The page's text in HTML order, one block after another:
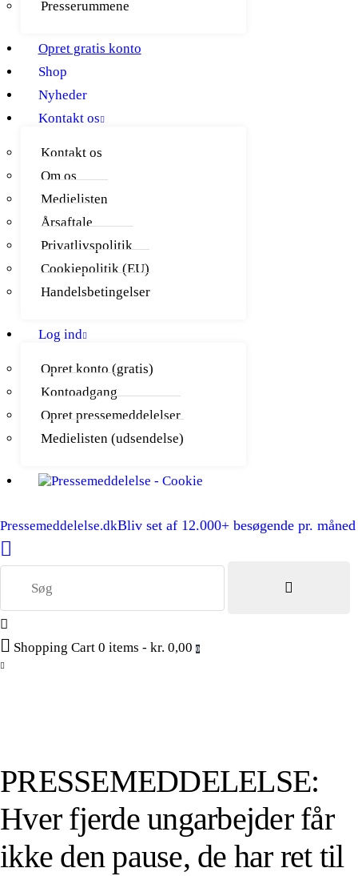
Presserummene
Opret gratis konto
Shop
Nyheder
Kontakt os
Kontakt os
Om os
Medielisten
Årsaftale
Privatlivspolitik
Cookiepolitik (EU)
Handelsbetingelser
Log ind
Opret konto (gratis)
Kontoadgang
Opret pressemeddelelser
Medielisten (udsendelse)
Pressemeddelelse.dkBliv set af 12.000+ besøgende pr. måned
Shopping Cart 0 items - kr. 0,00 0
PRESSEMEDDELELSE:
Hver fjerde ungarbejder får
ikke den pause, de har ret til